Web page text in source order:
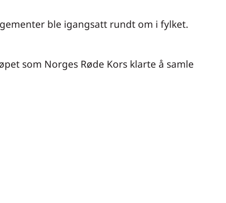
ble igangsatt rundt om i fylket.
som Norges Røde Kors klarte å samle